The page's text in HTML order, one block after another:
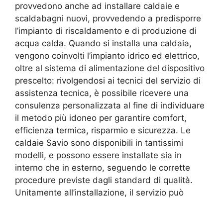
provvedono anche ad installare caldaie e
scaldabagni nuovi, provvedendo a predisporre
l’impianto di riscaldamento e di produzione di
acqua calda. Quando si installa una caldaia,
vengono coinvolti l’impianto idrico ed elettrico,
oltre al sistema di alimentazione del dispositivo
prescelto: rivolgendosi ai tecnici del servizio di
assistenza tecnica, è possibile ricevere una
consulenza personalizzata al fine di individuare
il metodo più idoneo per garantire comfort,
efficienza termica, risparmio e sicurezza. Le
caldaie Savio sono disponibili in tantissimi
modelli, e possono essere installate sia in
interno che in esterno, seguendo le corrette
procedure previste dagli standard di qualità.
Unitamente all’installazione, il servizio può